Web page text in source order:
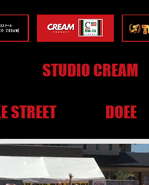
STUDIO CREAM
STREET DOEE